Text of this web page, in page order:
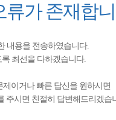
류가 존재합
내용을 전송하였습니다.
최선을 다하겠습니다.
이거나 빠른 답신을 원하시면
주시면 친절히 답변해드리겠습